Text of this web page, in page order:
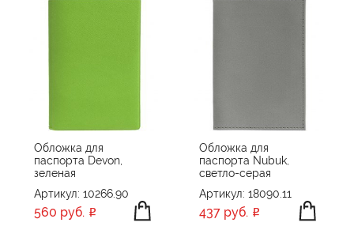
Обложка для
паспорта Devon,
зеленая
Артикул: 10266.90
560 руб.
Обложка для
паспорта Nubuk,
светло-серая
Артикул: 18090.11
437 руб.